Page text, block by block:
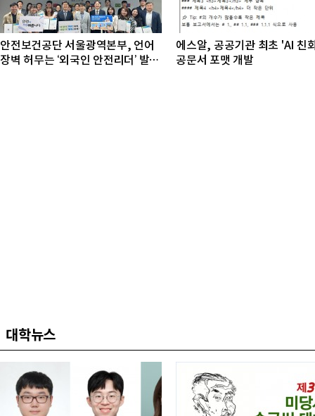
안전보건공단 서울광역본부, 언어
장벽 허무는 ‘외국인 안전리더’ 발대
에스알, 공공기관 최초 'AI 친
공문서 포맷 개발
대학뉴스